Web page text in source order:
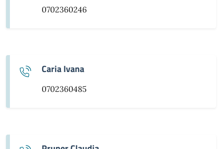
0702360246
Caria Ivana
0702360485